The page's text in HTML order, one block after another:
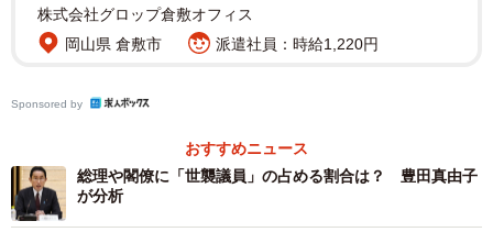
く、それも、「お灸を据えたい」といったレベルの話では
なく、「もういい、期待しない」という諦観や呆れに近い
とを、自民党がどれくらい危機感を持って深刻に受けとめ
ているか、が肝心で、今までのように「ここをじっとやり
過ごせば、有権者はそのうち忘れる」と思っていたら、大
変なことになると思います。
株式会社グロップ倉敷オフィス
岡山県 倉敷市
派遣社員：時給1,220円
Sponsored by
おすすめニュース
総理や閣僚に「世襲議員」の占める割合は？ 豊田真由子
が分析